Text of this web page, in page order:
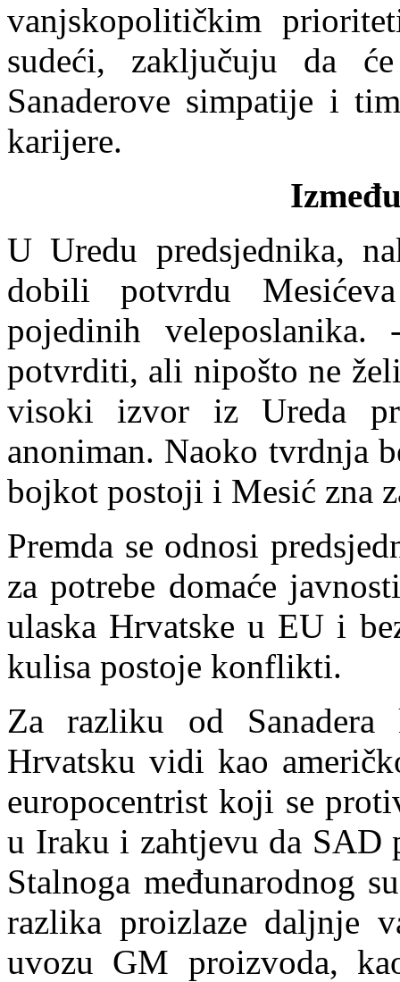
vanjskopolitičkim
sudeći, zaključuju da
Sanaderove simpatije i
karijere.
U Uredu predsjednika,
dobili potvrdu Mesićeva
pojedinih
potvrditi, ali nipošto ne
visoki izvor iz Ureda
anoniman. Naoko tvrdnja
bojkot postoji i Mesić zna
Premda se odnosi
za potrebe domaće
ulaska Hrvatske u EU i
kulisa postoje konflikti.
Za razliku od
Hrvatsku vidi kao
europocentrist koji se
u Iraku i zahtjevu da SAD
Stalnoga međunarodnog
razlika proizlaze daljnje v
uvozu GM proizvoda,